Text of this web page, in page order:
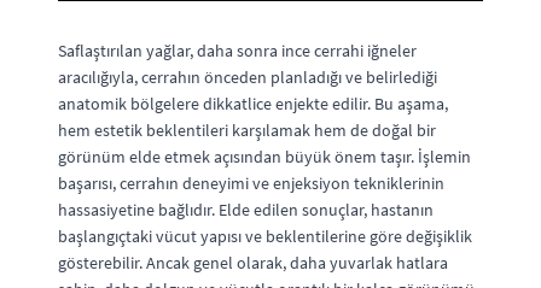
Saflaştırılan yağlar, daha sonra ince cerrahi iğneler
aracılığıyla, cerrahın önceden planladığı ve belirlediği
anatomik bölgelere dikkatlice enjekte edilir. Bu aşama,
hem estetik beklentileri karşılamak hem de doğal bir
görünüm elde etmek açısından büyük önem taşır. İşlemin
başarısı, cerrahın deneyimi ve enjeksiyon tekniklerinin
hassasiyetine bağlıdır. Elde edilen sonuçlar, hastanın
başlangıçtaki vücut yapısı ve beklentilerine göre değişiklik
gösterebilir. Ancak genel olarak, daha yuvarlak hatlara